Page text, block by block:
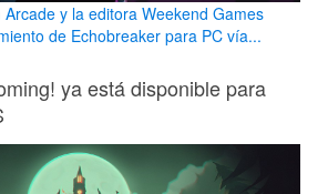
y la editora Weekend Games
de Echobreaker para PC vía...
ya está disponible para